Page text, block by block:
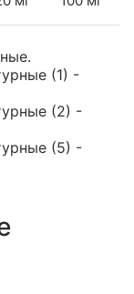
(1) -
(2) -
(5) -